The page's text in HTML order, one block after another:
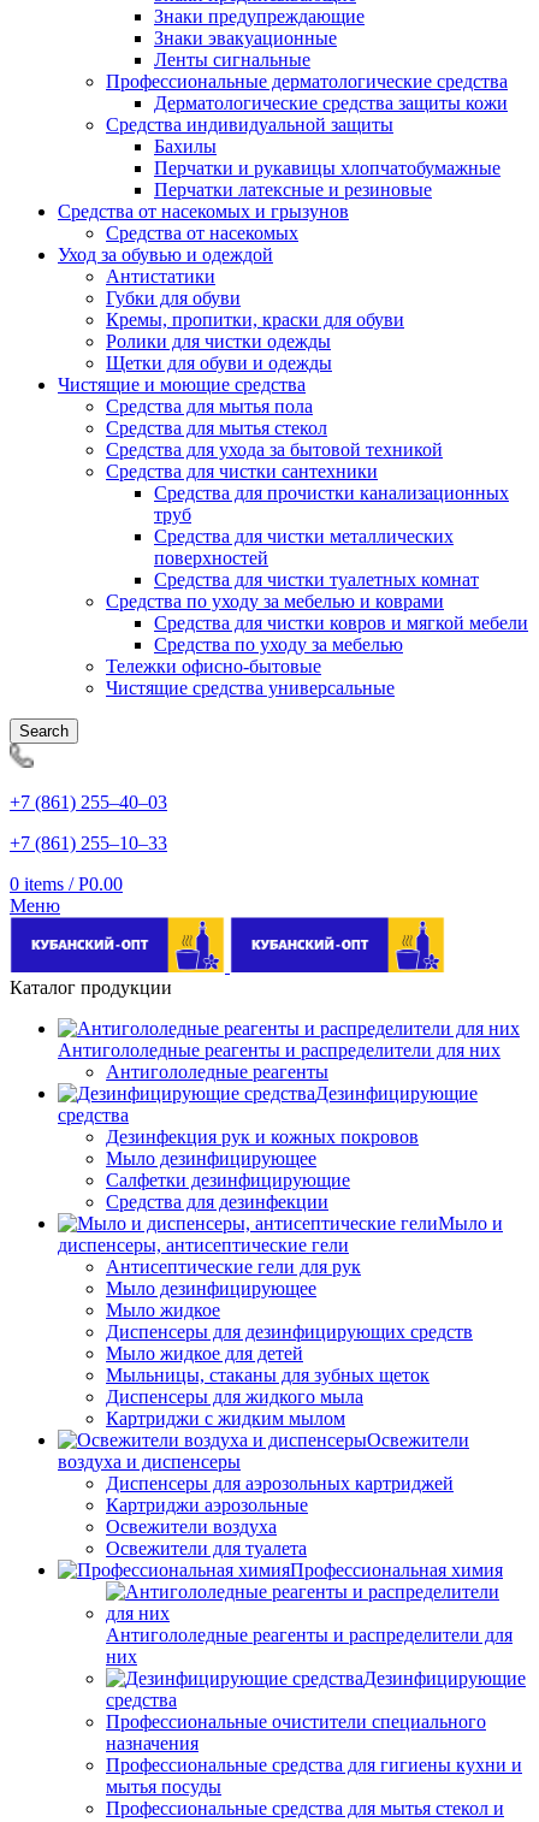
Знаки предупреждающие
Знаки эвакуационные
Ленты сигнальные
Профессиональные дерматологические средства
Дерматологические средства защиты кожи
Средства индивидуальной защиты
Бахилы
Перчатки и рукавицы хлопчатобумажные
Перчатки латексные и резиновые
Средства от насекомых и грызунов
Средства от насекомых
Уход за обувью и одеждой
Антистатики
Губки для обуви
Кремы, пропитки, краски для обуви
Ролики для чистки одежды
Щетки для обуви и одежды
Чистящие и моющие средства
Средства для мытья пола
Средства для мытья стекол
Средства для ухода за бытовой техникой
Средства для чистки сантехники
Средства для прочистки канализационных
труб
Средства для чистки металлических
поверхностей
Средства для чистки туалетных комнат
Средства по уходу за мебелью и коврами
Средства для чистки ковров и мягкой мебели
Средства по уходу за мебелью
Тележки офисно-бытовые
Чистящие средства универсальные
Search
+7 (861) 255‒40‒03
+7 (861) 255‒10‒33
0 items / Р0.00
Меню
Каталог продукции
Антигололедные реагенты и распределители для них
Антигололедные реагенты
Дезинфицирующие
средства
Дезинфекция рук и кожных покровов
Мыло дезинфицирующее
Салфетки дезинфицирующие
Средства для дезинфекции
Мыло и
диспенсеры, антисептические гели
Антисептические гели для рук
Мыло дезинфицирующее
Мыло жидкое
Диспенсеры для дезинфицирующих средств
Мыло жидкое для детей
Мыльницы, стаканы для зубных щеток
Диспенсеры для жидкого мыла
Картриджи с жидким мылом
Освежители
воздуха и диспенсеры
Диспенсеры для аэрозольных картриджей
Картриджи аэрозольные
Освежители воздуха
Освежители для туалета
Профессиональная химия
Антигололедные реагенты и распределители для
них
Дезинфицирующие
средства
Профессиональные очистители специального
назначения
Профессиональные средства для гигиены кухни и
мытья посуды
Профессиональные средства для мытья стекол и